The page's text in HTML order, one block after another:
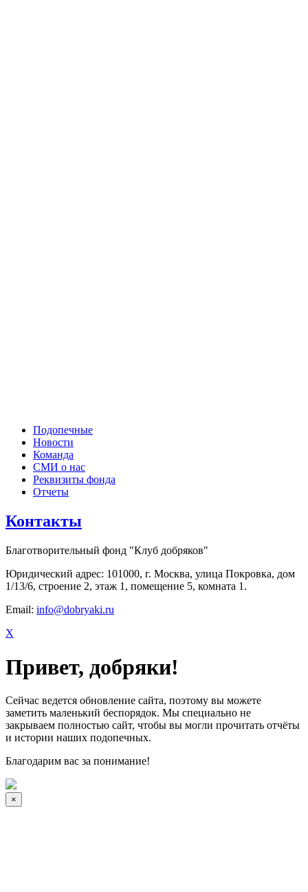
Подопечные
Новости
Команда
СМИ о нас
Реквизиты фонда
Отчеты
Контакты
Благотворительный фонд "Клуб добряков"
Юридический адрес: 101000, г. Москва, улица Покровка, дом
1/13/6, строение 2, этаж 1, помещение 5, комната 1.
Email: info@dobryaki.ru
X
Привет, добряки!
Сейчас ведется обновление сайта, поэтому вы можете
заметить маленький беспорядок. Мы специально не
закрываем полностью сайт, чтобы вы могли прочитать отчёты
и истории наших подопечных.
Благодарим вас за понимание!
×